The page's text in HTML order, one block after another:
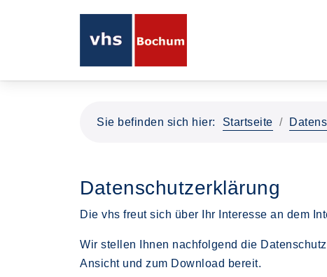
Sie befinden sich hier: Startseite
Datenschutzerklärung
Die vhs freut sich über Ihr Interesse an dem
Wir stellen Ihnen nachfolgend die
Ansicht und zum Download bereit.